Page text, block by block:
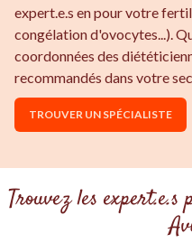
expert.e.s en pour votre
congélation d'ovocytes...).
coordonnées des
recommandés dans votre
TROUVER UN SPÉCIALISTE
Trouvez les